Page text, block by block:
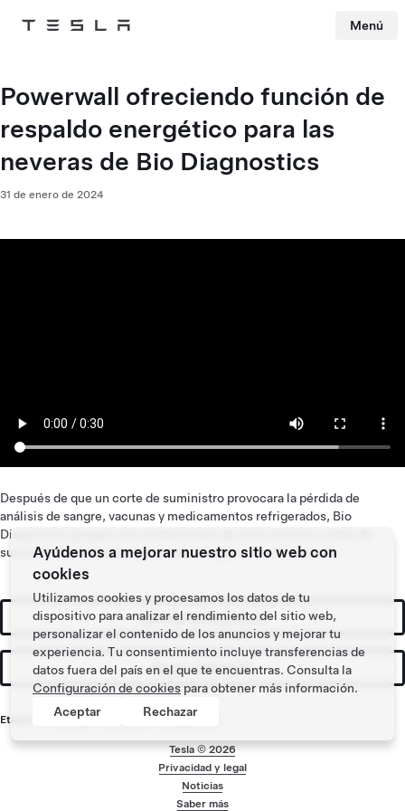
Tesla Menú
Powerwall ofreciendo función de
respaldo energético para las
neveras de Bio Diagnostics
31 de enero de 2024
Después de que un corte de suministro provocara la pérdida de
análisis de sangre, vacunas y medicamentos refrigerados, Bio
Diagnostics preparó sus instalaciones de cara a futuros cortes de
suministro instalando equipos de energía solar y Powerwall.
Solicitar presupuesto
Seguir informado
Etiquetas: Energía, Powerwall,Energía solar
Menú de pie de
Tesla ©2026
Privacidad y legal
Noticias
Saber más
Ayúdenos a mejorar nuestro sitio web con
cookies
Utilizamos cookies y procesamos los datos de tu
dispositivo para analizar el rendimiento del sitio web,
personalizar el contenido de los anuncios y mejorar tu
experiencia. Tu consentimiento incluye transferencias de
datos fuera del país en el que te encuentras. Consulta la
Configuración de cookies para obtener más información.
Aceptar
Rechazar